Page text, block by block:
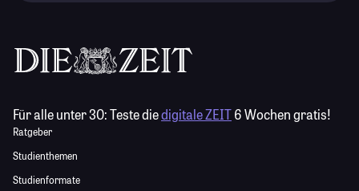
Für alle unter 30:Teste diedigitale ZEIT6 Wochen gratis!
Ratgeber
Studienthemen
Studienformate